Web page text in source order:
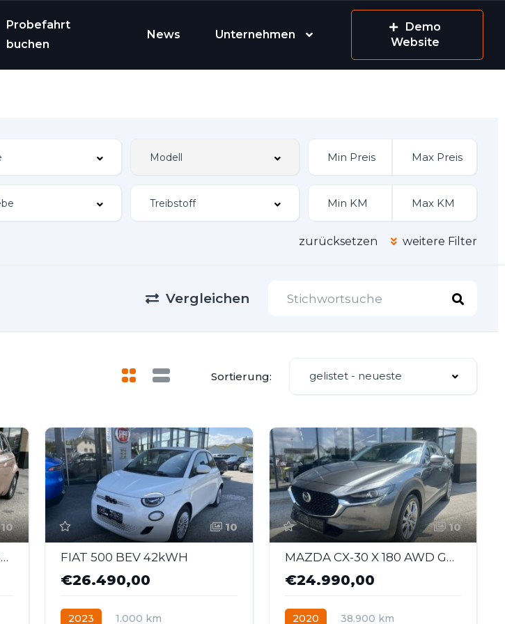
Probefahrt
buchen
News Unternehmen
Demo
Website
zurücksetzen weitere Filter
Vergleichen
Sortierung: gelistet - neueste
10
FIAT 500 Elektro La Prima 3+1 42 kWh
10
FIAT 500 BEV 42kWH
€26.490,00
2023 1.000 km
10
MAZDA CX-30 X 180 AWD GT+ *8-Fach*
€24.990,00
2020 38.900 km